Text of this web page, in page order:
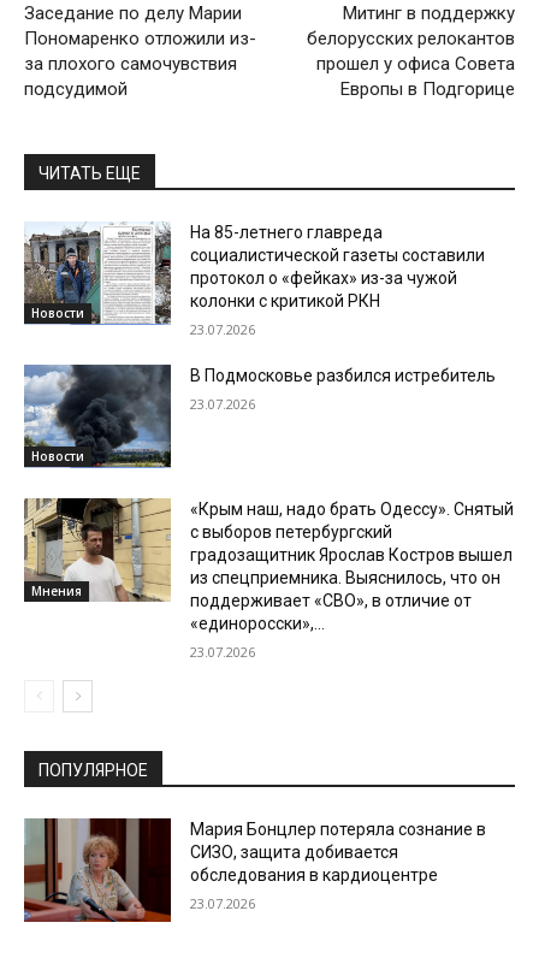
Заседание по делу Марии
Пономаренко отложили из-
за плохого самочувствия
подсудимой
Митинг в поддержку
белорусских релокантов
прошел у офиса Совета
Европы в Подгорице
ЧИТАТЬ ЕЩЕ
Новости
На 85-летнего главреда
социалистической газеты составили
протокол о «фейках» из-за чужой
колонки с критикой РКН
23.07.2026
Новости
В Подмосковье разбился истребитель
23.07.2026
Мнения
«Крым наш, надо брать Одессу». Снятый
с выборов петербургский
градозащитник Ярослав Костров вышел
из спецприемника. Выяснилось, что он
поддерживает «СВО», в отличие от
«единоросски»,...
23.07.2026
ПОПУЛЯРНОЕ
Мария Бонцлер потеряла сознание в
СИЗО, защита добивается
обследования в кардиоцентре
23.07.2026